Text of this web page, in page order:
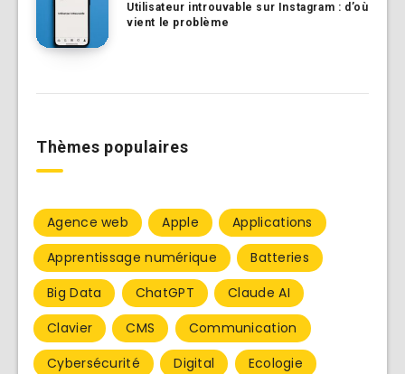
Utilisateur introuvable sur Instagram : d’où
vient le problème
Thèmes populaires
Agence web Apple
Applications
Apprentissage numérique
Batteries
Big Data
ChatGPT
Claude AI
Clavier
CMS
Communication
Cybersécurité
Digital
Ecologie